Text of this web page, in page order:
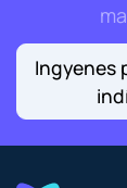
Ingyenes